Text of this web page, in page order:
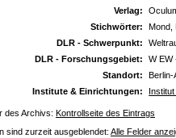
Verlag:
Stichwörter:
Mond,
DLR - Schwerpunkt:
DLR - Forschungsgebiet:
W EW
Standort:
Berlin-
Institute & Einrichtungen:
des Archivs: Kontrollseite des Eintrags
sind zurzeit ausgeblendet: Alle Felder